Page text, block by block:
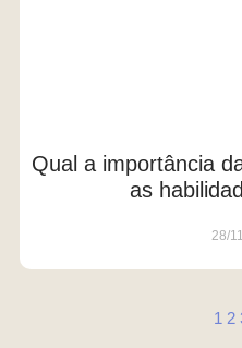
Qual a importância
as
28/
1 2